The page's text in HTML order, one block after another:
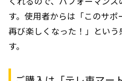
す。使用者からは「このサ
再び楽しくなった！」という
す。